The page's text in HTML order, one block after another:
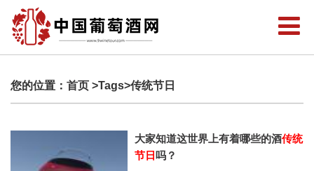
您的位置： 首页 >Tags>传统节日
大家知道这世界上有着哪些的酒传统
节日 吗？